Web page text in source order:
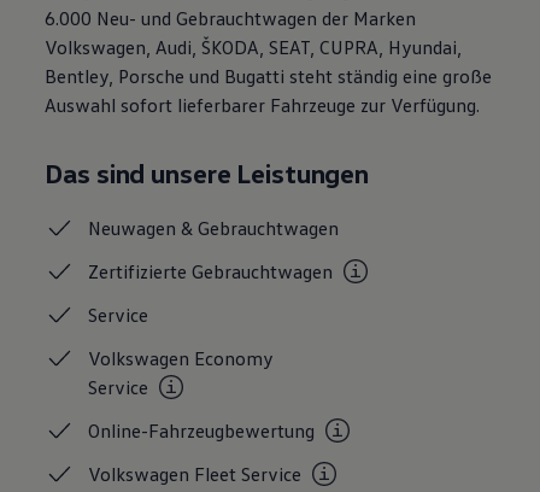
Transport
Familie
Elektromobilität
Volkswagen R
Pannen- und Unfallhilfe
6.000 Neu- und Gebrauchtwagen der Marken
Volkswagen, Audi, ŠKODA, SEAT, CUPRA, Hyundai,
Bentley, Porsche und Bugatti steht ständig eine große
Auswahl sofort lieferbarer Fahrzeuge zur Verfügung.
Das sind unsere Leistungen
Neuwagen &Gebrauchtwagen
ZertifizierteGebrauchtwagen
Service
Volkswagen Economy
Service
Online-Fahrzeugbewertung
Volkswagen FleetService